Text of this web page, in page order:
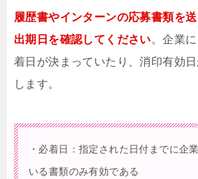
履歴書やインターンの応募書類を
出期日を確認してください。企業
着日が決まっていたり、消印有効
します。
・必着日：指定された日付までに企
いる書類のみ有効である